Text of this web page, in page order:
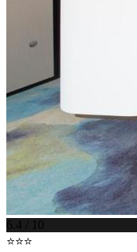
6.4 / 10
⭐⭐⭐